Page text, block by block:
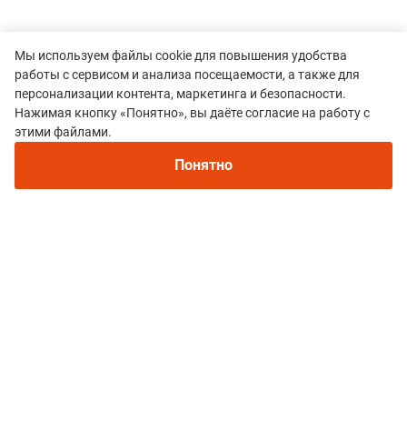
Все гонки
МАРАФОН "ДЖЕЙРАХ"
Мы используем файлы cookie для повышения удобства
работы с сервисом и анализа посещаемости, а также для
персонализации контента, маркетинга и безопасности.
Нажимая кнопку «Понятно», вы даёте согласие на работу с
этими файлами.
Понятно